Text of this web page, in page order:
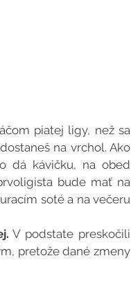
piatej ligy, než sa
na vrchol. Ako
dá kávičku, na obed
bude mať na
soté a na večeru
V podstate preskočili
pretože dané zmeny